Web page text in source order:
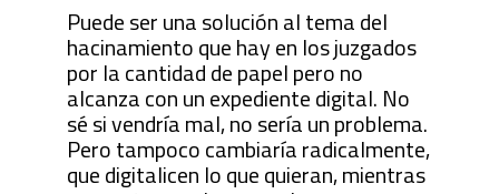
Puede ser una solución al tema del
hacinamiento que hay en los juzgados
por la cantidad de papel pero no
alcanza con un expediente digital. No
sé si vendría mal, no sería un problema.
Pero tampoco cambiaría radicalmente,
que digitalicen lo que quieran, mientras